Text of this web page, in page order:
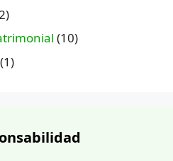
(10)
(1)